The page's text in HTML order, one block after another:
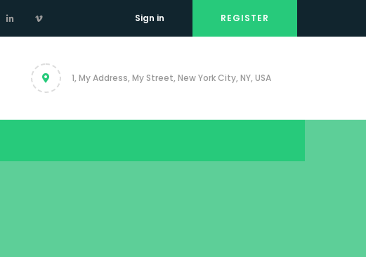
Sign in REGISTER
1, My Address, My Street, New York City, NY, USA